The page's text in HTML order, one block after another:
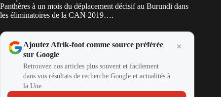
Panthères à un mois du déplacement décisif au Burundi dans
les éliminatoires de la CAN 2019….
Ajoutez Afrik-foot comme source préférée
sur Google
Retrouvez nos articles plus souvent et facilement
dans vos résultats de recherche Google et actualités à
la Une.